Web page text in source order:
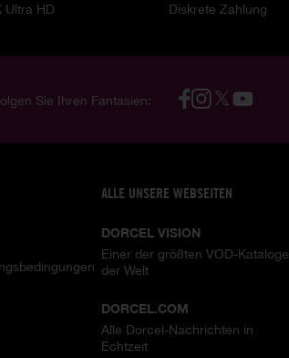
Ultra HD Diskrete Zahlung
Sie Ihren Fantasien:
ALLE UNSERE WEBSEITEN
DORCEL VISION
Einer der größten VOD-Kataloge
der Welt
DORCEL.COM
Alle Dorcel-Nachrichten in
Echtzeit